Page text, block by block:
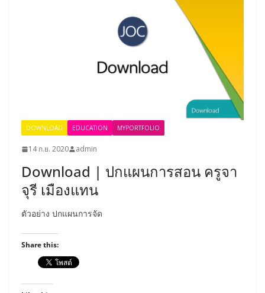
DOWNLOAD EDUCATION MYPORTFOLIO
14 ก.ย. 2020 admin
Download | ปกแผนการสอน ครูจา
จุรี เมืองแทน
ตัวอย่าง ปกแผนการจัด
Share this: